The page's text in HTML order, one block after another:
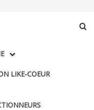
LIKE-COEUR